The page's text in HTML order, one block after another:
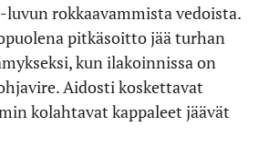
rokkaavammista vedoista.
pitkäsoitto jää turhan
kun ilakoinnissa on
Aidosti koskettavat
kolahtavat kappaleet jäävät